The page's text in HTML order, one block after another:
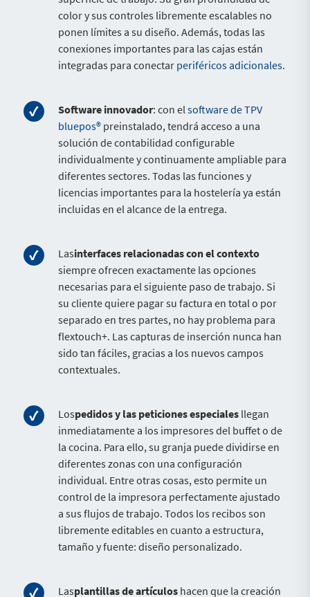
color y sus controles libremente escalables no
ponen límites a su diseño. Además, todas las
conexiones importantes para las cajas están
integradas para conectar periféricos adicionales.
Software innovador: con elsoftware de TPV
bluepos®preinstalado, tendrá acceso a una
solución de contabilidad configurable
individualmente y continuamente ampliable para
diferentes sectores. Todas las funciones y
licencias importantes para la hostelería ya están
incluidas en el alcance de la entrega.
Lasinterfaces relacionadas con el contexto
siempre ofrecen exactamente las opciones
necesarias para el siguiente paso de trabajo. Si
su cliente quiere pagar su factura en total o por
separado en tres partes, no hay problema para
flextouch+. Las capturas de inserción nunca han
sido tan fáciles, gracias a los nuevos campos
contextuales.
Lospedidos y las peticiones especialesllegan
inmediatamente a los impresores del buffet o de
la cocina. Para ello, su granja puede dividirse en
diferentes zonas con una configuración
individual. Entre otras cosas, esto permite un
control de la impresora perfectamente ajustado
a sus flujos de trabajo. Todos los recibos son
libremente editables en cuanto a estructura,
tamaño y fuente: diseño personalizado.
Lasplantillas de artículoshacen que la creación